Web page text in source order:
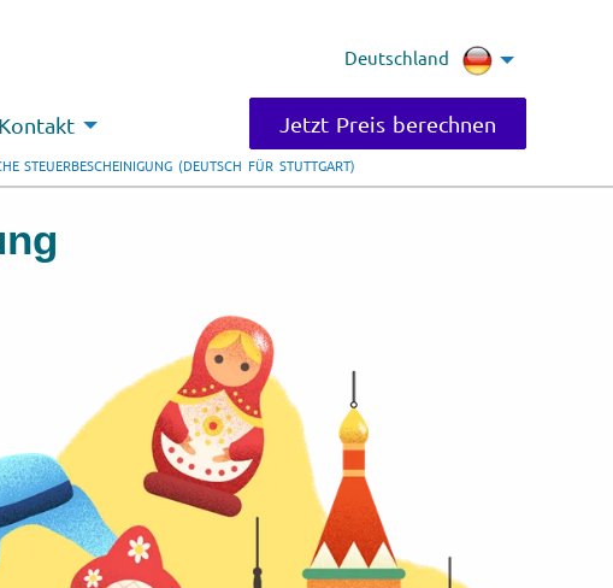
Deutschland
Jetzt Preis berechnen
Kontakt
STEUERBESCHEINIGUNG (DEUTSCH FÜR STUTTGART)